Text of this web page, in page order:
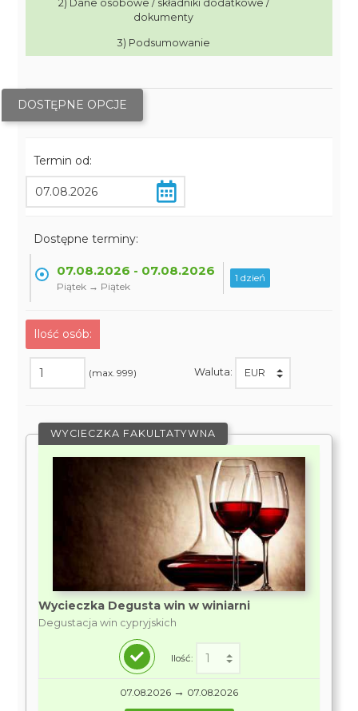
2) Dane osobowe / składniki dodatkowe /
dokumenty
3) Podsumowanie
DOSTĘPNE OPCJE
Termin od:
Dostępne terminy:
07.08.2026 - 07.08.2026
Piątek → Piątek
1 dzień
Ilość osób:
(max. 999) Waluta:
WYCIECZKA FAKULTATYWNA
Wycieczka Degusta win w winiarni
Degustacja win cypryjskich
Ilość:
07.08.2026 → 07.08.2026